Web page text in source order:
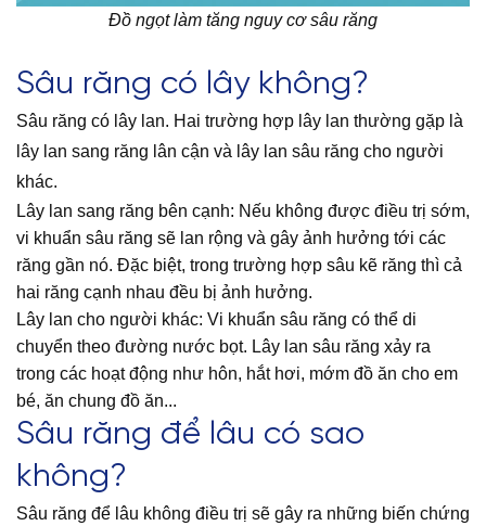
Đồ ngọt làm tăng nguy cơ sâu răng
Sâu răng có lây không?
Sâu răng có lây lan. Hai trường hợp lây lan thường gặp là
lây lan sang răng lân cận và lây lan sâu răng cho người
khác.
Lây lan sang răng bên cạnh: Nếu không được điều trị sớm,
vi khuẩn sâu răng sẽ lan rộng và gây ảnh hưởng tới các
răng gần nó. Đặc biệt, trong trường hợp sâu kẽ răng thì cả
hai răng cạnh nhau đều bị ảnh hưởng.
Lây lan cho người khác: Vi khuẩn sâu răng có thể di
chuyển theo đường nước bọt. Lây lan sâu răng xảy ra
trong các hoạt động như hôn, hắt hơi, mớm đồ ăn cho em
bé, ăn chung đồ ăn...
Sâu răng để lâu có sao
không?
Sâu răng để lâu không điều trị sẽ gây ra những biến chứng